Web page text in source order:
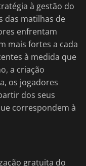
à gestão do
das matilhas de
enfrentam
mais fortes a cada
à medida que
a criação
os jogadores
dos seus
correspondem à
gratuita do